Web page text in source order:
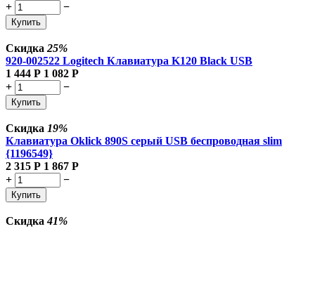
+ −
Купить
Скидка 25%
920-002522 Logitech Клавиатура K120 Black USB
1 444 Р 1 082 Р
+
−
Купить
Скидка 19%
Клавиатура Oklick 890S серый USB беспроводная slim
{1196549}
2 315 Р 1 867 Р
+
−
Купить
Скидка41%